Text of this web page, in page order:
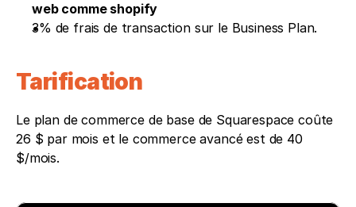
web comme shopify
3% de frais de transaction sur le Business Plan.
Tarification
Le plan de commerce de base de Squarespace coûte
26 $ par mois et le commerce avancé est de 40
$/mois.